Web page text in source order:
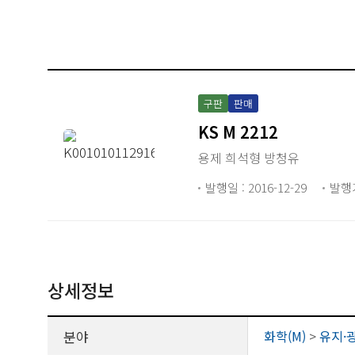
구판 판매
KS M 2212
용제 희석형 방청유
발행일 : 2016-12-29 발
상세정보
분야 화학(M) >유지·